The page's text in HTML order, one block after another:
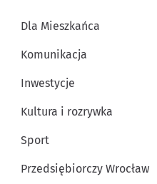
Dla Mieszkańca
Komunikacja
Inwestycje
Kultura i rozrywka
Sport
Przedsiębiorczy Wrocław